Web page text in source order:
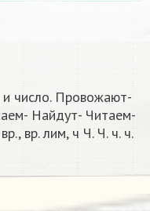
и число. Провожают-
Найдут- Читаем-
вр. лим, ч Ч. Ч. ч. ч.​